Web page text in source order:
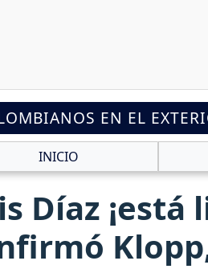
EN EL
INICIO
Díaz